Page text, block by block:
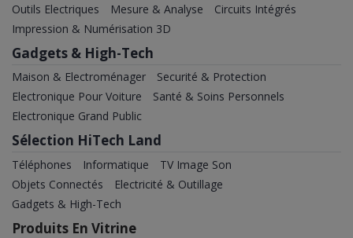
Outils Electriques Mesure & Analyse
Circuits Intégrés
Impression & Numérisation 3D
Gadgets & High-Tech
Maison & Electroménager
Securité & Protection
Electronique Pour Voiture
Santé & Soins Personnels
Electronique Grand Public
Sélection HiTech Land
Téléphones Informatique
TV Image Son
Objets Connectés
Electricité & Outillage
Gadgets & High-Tech
Produits En Vitrine